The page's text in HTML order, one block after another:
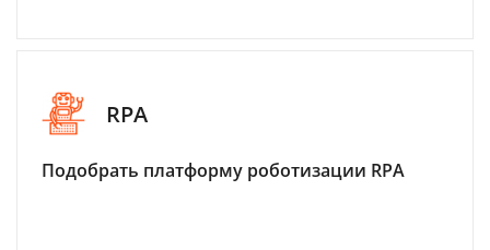
RPA
Подобрать платформу роботизации RPA